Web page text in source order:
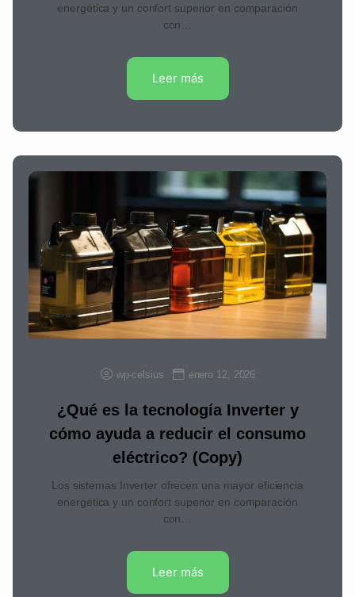
energética y un confort superior en comparación
con…
Leer más
wp-celsius enero 12, 2026
¿Qué es la tecnología Inverter y
cómo ayuda a reducir el consumo
eléctrico? (Copy)
Los sistemas Inverter ofrecen una mayor eficiencia
energética y un confort superior en comparación
con…
Leer más